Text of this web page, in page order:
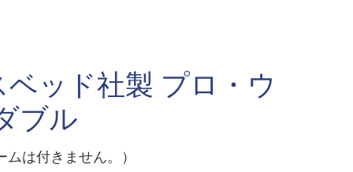
ベッド社製 プロ・ウ
ブル
は付きません。）